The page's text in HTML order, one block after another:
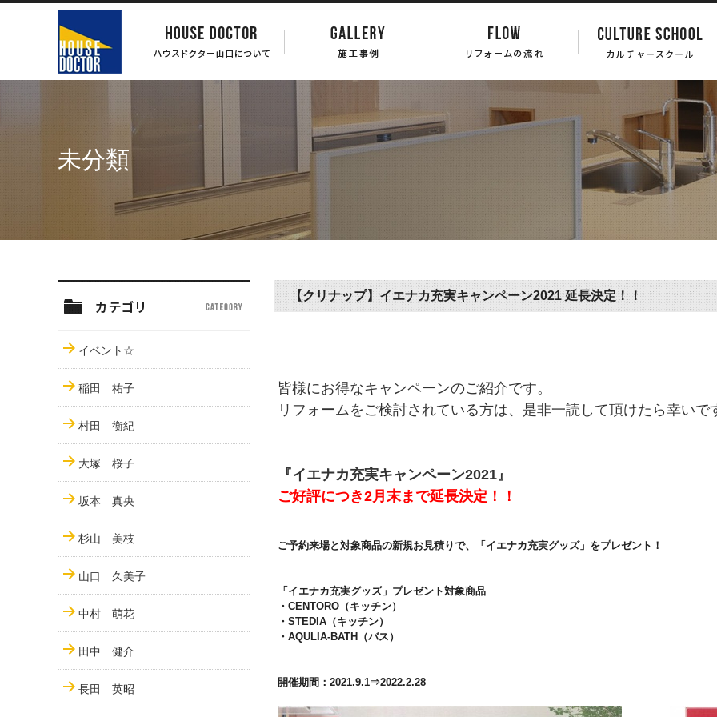
未分類
【クリナップ】イエナカ充実キャンペーン2021 延長決定！！
皆様にお得なキャンペーンのご紹介です。
リフォームをご検討されている方は、是非一読して頂けたら幸いで
『イエナカ充実キャンペーン2021』
ご好評につき2月末まで延長決定！！
ご予約来場と対象商品の新規お見積りで、「イエナカ充実グッズ」をプレゼント！
「イエナカ充実グッズ」プレゼント対象商品
・CENTORO（キッチン）
・STEDIA（キッチン）
・AQULIA-BATH（バス）
開催期間：2021.9.1⇒2022.2.28
イベント☆
稲田 祐子
村田 衡紀
大塚 桜子
坂本 真央
杉山 美枝
山口 久美子
中村 萌花
田中 健介
長田 英昭